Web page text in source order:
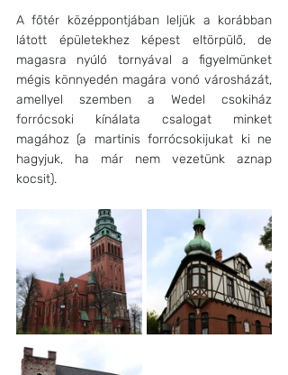
A főtér középpontjában leljük a korábban
látott épületekhez képest eltörpülő, de
magasra nyúló tornyával a figyelmünket
mégis könnyedén magára vonó városházát,
amellyel szemben a Wedel csokiház
forrócsoki kínálata csalogat minket
magához (a martinis forrócsokijukat ki ne
hagyjuk, ha már nem vezetünk aznap
kocsit).